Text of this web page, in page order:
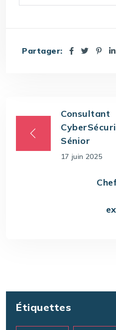
Partager:
Consultant
Sénior
17 juin 2025
Étiquettes